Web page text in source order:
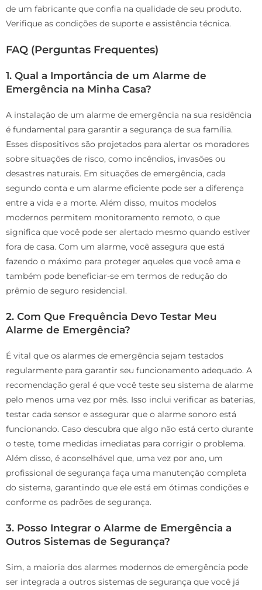
de um fabricante que confia na qualidade de seu produto.
Verifique as condições de suporte e assistência técnica.
FAQ (Perguntas Frequentes)
1. Qual a Importância de um Alarme de
Emergência na Minha Casa?
A instalação de um alarme de emergência na sua residência
é fundamental para garantir a segurança de sua família.
Esses dispositivos são projetados para alertar os moradores
sobre situações de risco, como incêndios, invasões ou
desastres naturais. Em situações de emergência, cada
segundo conta e um alarme eficiente pode ser a diferença
entre a vida e a morte. Além disso, muitos modelos
modernos permitem monitoramento remoto, o que
significa que você pode ser alertado mesmo quando estiver
fora de casa. Com um alarme, você assegura que está
fazendo o máximo para proteger aqueles que você ama e
também pode beneficiar-se em termos de redução do
prêmio de seguro residencial.
2. Com Que Frequência Devo Testar Meu
Alarme de Emergência?
É vital que os alarmes de emergência sejam testados
regularmente para garantir seu funcionamento adequado. A
recomendação geral é que você teste seu sistema de alarme
pelo menos uma vez por mês. Isso inclui verificar as baterias,
testar cada sensor e assegurar que o alarme sonoro está
funcionando. Caso descubra que algo não está certo durante
o teste, tome medidas imediatas para corrigir o problema.
Além disso, é aconselhável que, uma vez por ano, um
profissional de segurança faça uma manutenção completa
do sistema, garantindo que ele está em ótimas condições e
conforme os padrões de segurança.
3. Posso Integrar o Alarme de Emergência a
Outros Sistemas de Segurança?
Sim, a maioria dos alarmes modernos de emergência pode
ser integrada a outros sistemas de segurança que você já